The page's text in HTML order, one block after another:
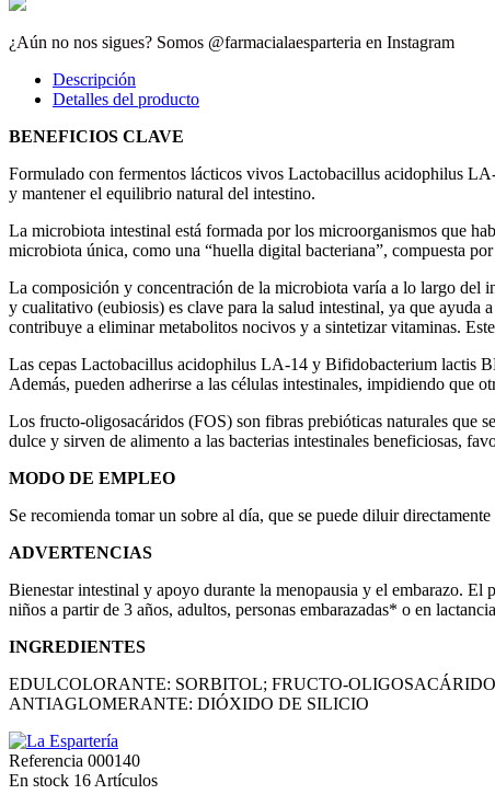
¿Aún no nos sigues? Somos @farmacialaesparteria en Instagram
Descripción
Detalles del producto
BENEFICIOS CLAVE
Formulado con fermentos lácticos vivos Lactobacillus acidophilus
y mantener el equilibrio natural del intestino.
La microbiota intestinal está formada por los microorganismos que
microbiota única, como una “huella digital bacteriana”, compuesta
La composición y concentración de la microbiota varía a lo largo del
y cualitativo (eubiosis) es clave para la salud intestinal, ya que
contribuye a eliminar metabolitos nocivos y a sintetizar vitaminas.
Las cepas Lactobacillus acidophilus LA-14 y Bifidobacterium lactis
Además, pueden adherirse a las células intestinales, impidiendo que
Los fructo-oligosacáridos (FOS) son fibras prebióticas naturales que
dulce y sirven de alimento a las bacterias intestinales beneficiosas,
MODO DE EMPLEO
Se recomienda tomar un sobre al día, que se puede diluir
ADVERTENCIAS
Bienestar intestinal y apoyo durante la menopausia y el embarazo. El
niños a partir de 3 años, adultos, personas embarazadas* o en
INGREDIENTES
EDULCOLORANTE: SORBITOL; FRUCTO-
ANTIAGLOMERANTE: DIÓXIDO DE SILICIO
Referencia 000140
En stock 16 Artículos